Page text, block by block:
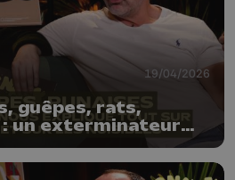
19/04/2026
un exterminateur
s’en